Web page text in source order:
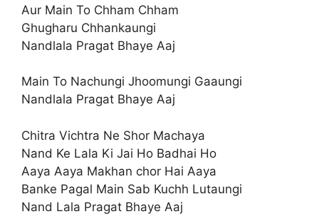
Aur Main To Chham Chham
Ghugharu Chhankaungi
Nandlala Pragat Bhaye Aaj
Main To Nachungi Jhoomungi Gaaungi
Nandlala Pragat Bhaye Aaj
Chitra Vichtra Ne Shor Machaya
Nand Ke Lala Ki Jai Ho Badhai Ho
Aaya Aaya Makhan chor Hai Aaya
Banke Pagal Main Sab Kuchh Lutaungi
Nand Lala Pragat Bhaye Aaj